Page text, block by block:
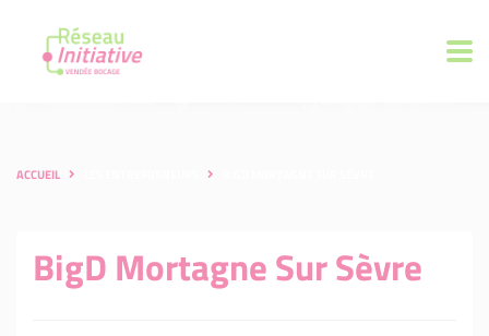
ACCUEIL
BigD Mortagne Sur Sèvre